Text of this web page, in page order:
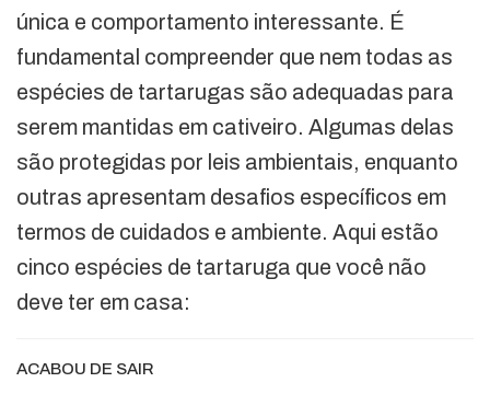
única e comportamento interessante. É
fundamental compreender que nem todas as
espécies de tartarugas são adequadas para
serem mantidas em cativeiro. Algumas delas
são protegidas por leis ambientais, enquanto
outras apresentam desafios específicos em
termos de cuidados e ambiente. Aqui estão
cinco espécies de tartaruga que você não
deve ter em casa:
ACABOU DE SAIR